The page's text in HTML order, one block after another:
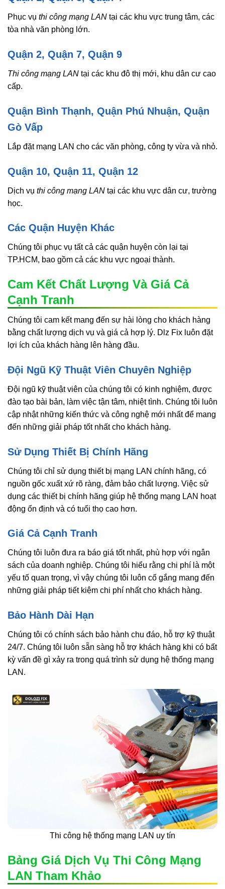
Phục vụ thi công mạng LAN tại các khu vực trung tâm, các
tòa nhà văn phòng lớn.
Quận 2, Quận 7, Quận 9
Thi công mạng LAN tại các khu đô thị mới, khu dân cư cao
cấp.
Quận Bình Thạnh, Quận Phú Nhuận, Quận
Gò Vấp
Lắp đặt mạng LAN cho các văn phòng, công ty vừa và nhỏ.
Quận 10, Quận 11, Quận 12
Dịch vụ thi công mạng LAN tại các khu vực dân cư, trường
học.
Các Quận Huyện Khác
Chúng tôi phục vụ tất cả các quận huyện còn lại tại
TP.HCM, bao gồm cả các khu vực ngoại thành.
Cam Kết Chất Lượng Và Giá Cả
Cạnh Tranh
Chúng tôi cam kết mang đến sự hài lòng cho khách hàng
bằng chất lượng dịch vụ và giá cả hợp lý. Dlz Fix luôn đặt
lợi ích của khách hàng lên hàng đầu.
Đội Ngũ Kỹ Thuật Viên Chuyên Nghiệp
Đội ngũ kỹ thuật viên của chúng tôi có kinh nghiệm, được
đào tạo bài bản, làm việc tận tâm, nhiệt tình. Chúng tôi luôn
cập nhật những kiến thức và công nghệ mới nhất để mang
đến những giải pháp tốt nhất cho khách hàng.
Sử Dụng Thiết Bị Chính Hãng
Chúng tôi chỉ sử dụng thiết bị mạng LAN chính hãng, có
nguồn gốc xuất xứ rõ ràng, đảm bảo chất lượng. Việc sử
dụng các thiết bị chính hãng giúp hệ thống mạng LAN hoạt
động ổn định và có tuổi thọ cao hơn.
Giá Cả Cạnh Tranh
Chúng tôi luôn đưa ra báo giá tốt nhất, phù hợp với ngân
sách của doanh nghiệp. Chúng tôi hiểu rằng chi phí là một
yếu tố quan trọng, vì vậy chúng tôi luôn cố gắng mang đến
những giải pháp tiết kiệm chi phí nhất cho khách hàng.
Bảo Hành Dài Hạn
Chúng tôi có chính sách bảo hành chu đáo, hỗ trợ kỹ thuật
24/7. Chúng tôi luôn sẵn sàng hỗ trợ khách hàng khi có bất
kỳ vấn đề gì xảy ra trong quá trình sử dụng hệ thống mạng
LAN.
Thi công hệ thống mạng LAN uy tín
Bảng Giá Dịch Vụ Thi Công Mạng
LAN Tham Khảo